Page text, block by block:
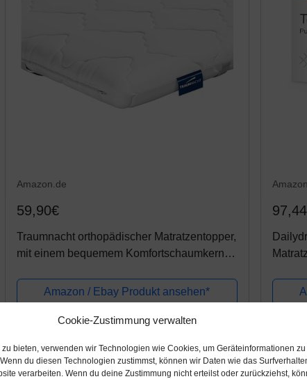
Cookie-Zustimmung verwalten
bieten, verwenden wir Technologien wie Cookies, um Geräteinformationen
du diesen Technologien zustimmst, können wir Daten wie das
verarbeiten. Wenn du deine Zustimmung nicht erteilst oder zurückziehst,
Amazon.de
59,90€
Traumnacht orthopädischer Matratzentopper,
mit einem bequemem Komfortschaumkern,
Amazon / Ebay Produkt ansehen*